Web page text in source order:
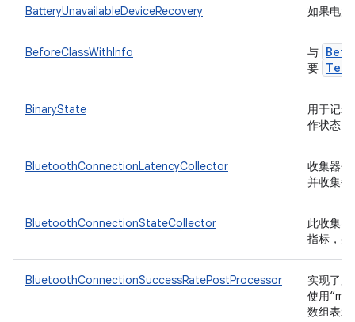
BatteryUnavailableDeviceRecovery 如果电
BeforeClassWithInfo 与
要 Test
BinaryState
用于记
作状态。
BluetoothConnectionLatencyCollector
收集器
并收集
BluetoothConnectionStateCollector
此收集
指标，
BluetoothConnectionSuccessRatePostProcessor
实现了
使用
数组表